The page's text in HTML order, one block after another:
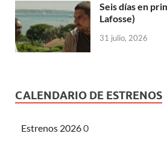
Seis días en
Lafosse)
31 julio, 2026
CALENDARIO DE ESTRENOS
Estrenos 20260